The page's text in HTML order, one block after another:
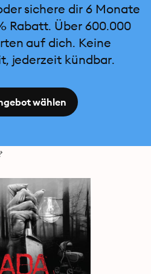
sichere dir 6 Monate
Rabatt. Über 600.000
auf dich. Keine
jederzeit kündbar.
wählen